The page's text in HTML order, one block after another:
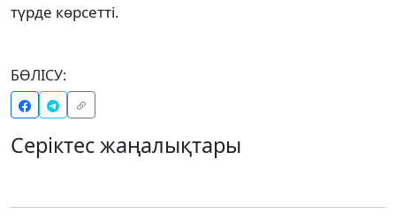
түрде көрсетті.
БӨЛІСУ:
Серіктес жаңалықтары